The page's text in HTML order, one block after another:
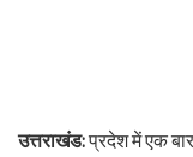
उत्तराखंड:प्रदेश में एक